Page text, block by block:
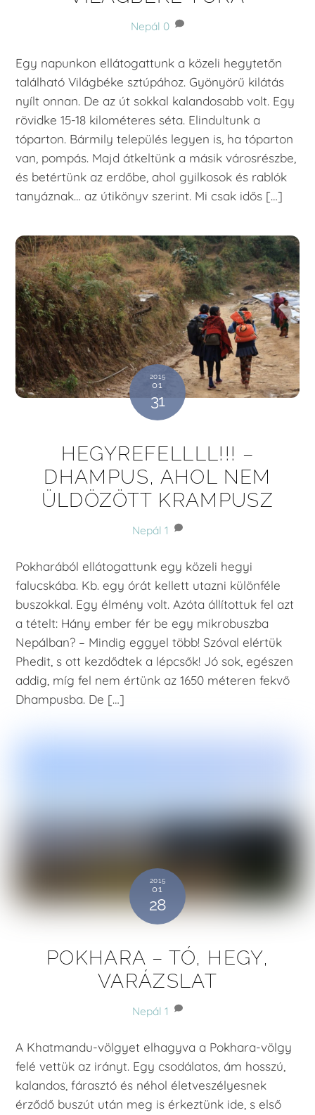
Nepál 0
Egy napunkon ellátogattunk a közeli hegytetőn
található Világbéke sztúpához. Gyönyörű kilátás
nyílt onnan. De az út sokkal kalandosabb volt. Egy
rövidke 15-18 kilométeres séta. Elindultunk a
tóparton. Bármily település legyen is, ha tóparton
van, pompás. Majd átkeltünk a másik városrészbe,
és betértünk az erdőbe, ahol gyilkosok és rablók
tanyáznak… az útikönyv szerint. Mi csak idős […]
2015
01
31
HEGYREFELLLL!!! –
DHAMPUS, AHOL NEM
ÜLDÖZÖTT KRAMPUSZ
Nepál 1
Pokharából ellátogattunk egy közeli hegyi
falucskába. Kb. egy órát kellett utazni különféle
buszokkal. Egy élmény volt. Azóta állítottuk fel azt
a tételt: Hány ember fér be egy mikrobuszba
Nepálban? – Mindig eggyel több! Szóval elértük
Phedit, s ott kezdődtek a lépcsők! Jó sok, egészen
addig, míg fel nem értünk az 1650 méteren fekvő
Dhampusba. De […]
2015
01
28
POKHARA – TÓ, HEGY,
VARÁZSLAT
Nepál 1
A Khatmandu-völgyet elhagyva a Pokhara-völgy
felé vettük az irányt. Egy csodálatos, ám hosszú,
kalandos, fárasztó és néhol életveszélyesnek
érződő buszút után meg is érkeztünk ide, s első